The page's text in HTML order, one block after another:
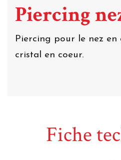
Piercing
Piercing pour le nez en
cristal en coeur.
Fiche